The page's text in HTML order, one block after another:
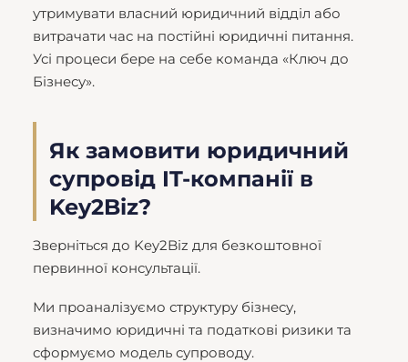
утримувати власний юридичний відділ або
витрачати час на постійні юридичні питання.
Усі процеси бере на себе команда «Ключ до
Бізнесу».
Як замовити юридичний
супровід IT-компанії в
Key2Biz?
Зверніться до Key2Biz для безкоштовної
первинної консультації.
Ми проаналізуємо структуру бізнесу,
визначимо юридичні та податкові ризики та
сформуємо модель супроводу.